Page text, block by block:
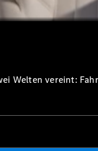
Winkeln gezeigt,
VLE.
Welten vereint: